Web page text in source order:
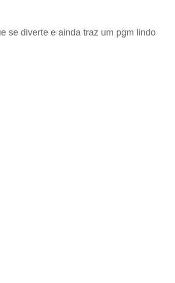
se diverte e ainda traz um pgm lindo